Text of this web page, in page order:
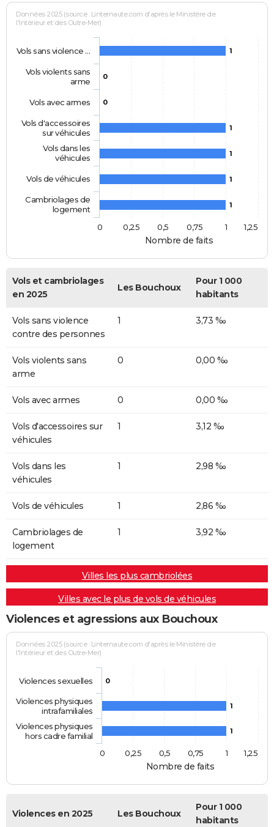
Nombre de faits
Données 2025 (source : Linternaute.com d'après le Ministère de
l'Intérieur et des Outre-Mer)
1
0
0
1
1
1
1
Vols sans violence …
Vols violents sans
arme
Vols avec armes
Vols d'accessoires
sur véhicules
Vols dans les
véhicules
Vols de véhicules
Cambriolages de
logement
0
1
0,25 0,5 0,75 1,25
Vols et cambriolages
en 2025
Les Bouchoux
Pour 1 000
habitants
Vols sans violence
contre des personnes
1 3,73 ‰
Vols violents sans
arme
0 0,00 ‰
Vols avec armes 0 0,00 ‰
Vols d'accessoires sur
véhicules
1 3,12 ‰
Vols dans les
véhicules
1 2,98 ‰
Vols de véhicules 1 2,86 ‰
Cambriolages de
logement
1 3,92 ‰
Villes les plus cambriolées
Villes avec le plus de vols de véhicules
Violences et agressions aux Bouchoux
Nombre de faits
Données 2025 (source : Linternaute.com d'après le Ministère de
l'Intérieur et des Outre-Mer)
0
1
1
Violences sexuelles
Violences physiques
intrafamiliales
Violences physiques
hors cadre familial
0
1
0,25 0,5 0,75 1,25
Violences en 2025 Les Bouchoux
Pour 1 000
habitants